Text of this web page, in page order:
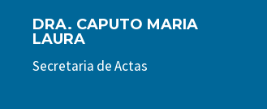
DRA. CAPUTO MARIA
LAURA
Secretaria de Actas